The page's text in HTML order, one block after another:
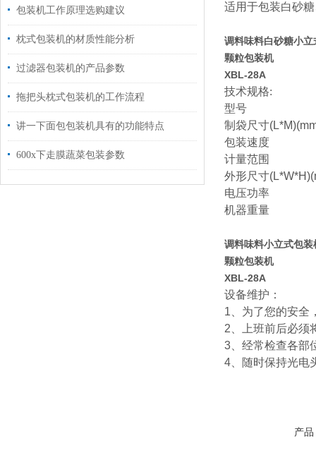
包装机工作原理选购建议
枕式包装机的材质性能分析
过滤器包装机的产品参数
拖把头枕式包装机的工作流程
讲一下面包包装机具有的功能特点
600x下走膜蔬菜包装参数
适用于包装白砂
调料味料白砂糖小立
颗粒包装机
XBL-28A
技术规格:
型号
制袋尺寸
包装速度
计量范围
外形尺寸
电压功率
机器重量
调料味料小立式包装
颗粒包装机
XBL-28A
设备维护：
1、为了您的安全
2、上班前后必须
3、经常检查各部
4、随时保持光电
产品